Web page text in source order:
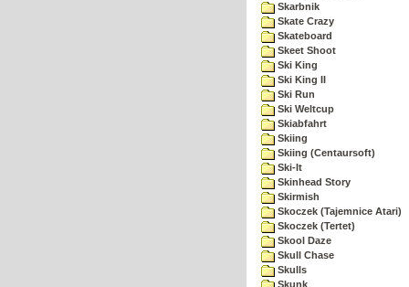
Skarbnik
Skate Crazy
Skateboard
Skeet Shoot
Ski King
Ski King II
Ski Run
Ski Weltcup
Skiabfahrt
Skiing
Skiing (Centaursoft)
Ski-It
Skinhead Story
Skirmish
Skoczek (Tajemnice Atari)
Skoczek (Tertet)
Skool Daze
Skull Chase
Skulls
Skunk